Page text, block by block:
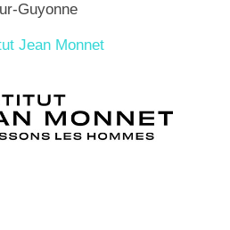
Guyonne
Jean Monnet